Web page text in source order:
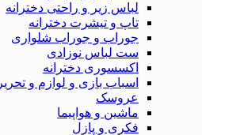
لباس زیر و راحتی دخترانه
تاپ و تیشرت دخترانه
جوراب و جوراب شلواری
ست لباس نوزادی
اکسسوری دخترانه
اسباب بازی و لوازم و تحریر
عروسک
ماشین و هواپیما
فکری و پازل